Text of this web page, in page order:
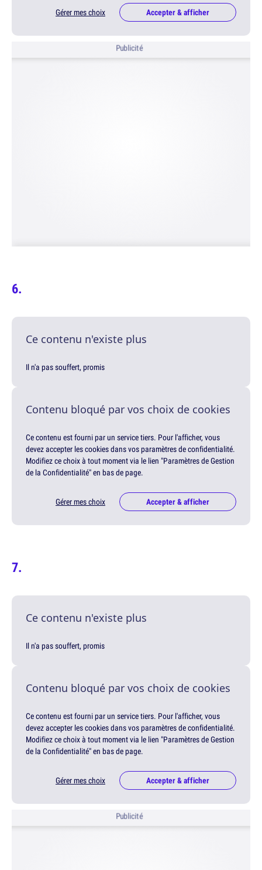
Gérer mes choix Accepter & afficher
Publicité
Ce contenu n'existe plus
Il n'a pas souffert, promis
Contenu bloqué par vos choix de cookies
Ce contenu est fourni par un service tiers. Pour l'afficher, vous
devez accepter les cookies dans vos paramètres de confidentialité.
Modifiez ce choix à tout moment via le lien "Paramètres de Gestion
de la Confidentialité" en bas de page.
Gérer mes choix Accepter & afficher
Ce contenu n'existe plus
Il n'a pas souffert, promis
Contenu bloqué par vos choix de cookies
Ce contenu est fourni par un service tiers. Pour l'afficher, vous
devez accepter les cookies dans vos paramètres de confidentialité.
Modifiez ce choix à tout moment via le lien "Paramètres de Gestion
de la Confidentialité" en bas de page.
Gérer mes choix Accepter & afficher
Publicité